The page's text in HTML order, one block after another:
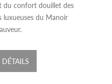
confort douillet des
luxueuses du Manoir